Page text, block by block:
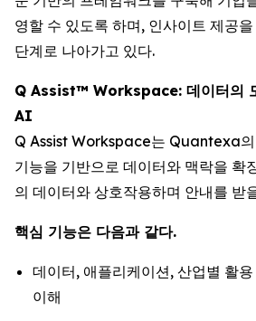
영할 수 있도록 하며, 인사이트 제공
단계로 나아가고 있다.
Q Assist™ Workspace: 데이터의
AI
Q Assist Workspace는 Quantexa의
기능을 기반으로 데이터와 맥락을 확
의 데이터와 상호작용하며 안내를 받
핵심 기능은 다음과 같다.
데이터, 애플리케이션, 산업별 활
이해